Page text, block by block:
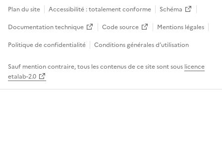
Plan du site Accessibilité : totalement conforme
Schéma
Documentation technique
Code source
Mentions légales
Politique de confidentialité
Conditions générales d’utilisation
Sauf mention contraire, tous les contenus de ce site sont sous licence
etalab-2.0